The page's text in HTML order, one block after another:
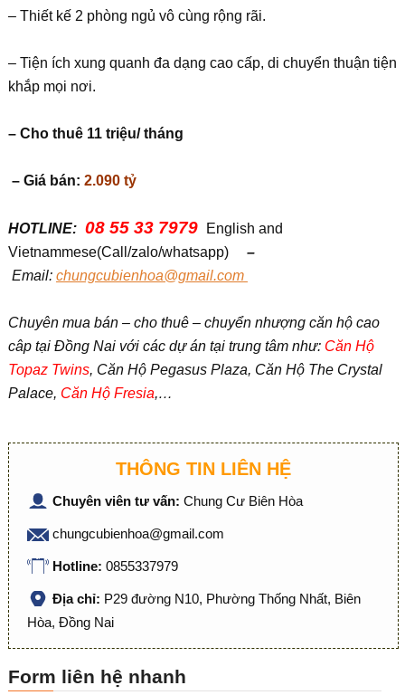
– Thiết kế 2 phòng ngủ vô cùng rộng rãi.
– Tiện ích xung quanh đa dạng cao cấp, di chuyển thuận tiện
khắp mọi nơi.
– Cho thuê 11 triệu/ tháng
– Giá bán: 2.090 tỷ
HOTLINE: 08 55 33 7979
English and
Vietnammese(Call/zalo/whatsapp)
–
Email: chungcubienhoa@gmail.com
Chuyên mua bán – cho thuê – chuyển nhượng căn hộ cao
câp tại Đồng Nai với các dự án tại trung tâm như: Căn Hộ
Topaz Twins, Căn Hộ Pegasus Plaza, Căn Hộ The Crystal
Palace, Căn Hộ Fresia,…
THÔNG TIN LIÊN HỆ
Chuyên viên tư vấn: Chung Cư Biên Hòa
chungcubienhoa@gmail.com
Hotline: 0855337979
Địa chỉ: P29 đường N10, Phường Thống Nhất, Biên
Hòa, Đồng Nai
Form liên hệ nhanh